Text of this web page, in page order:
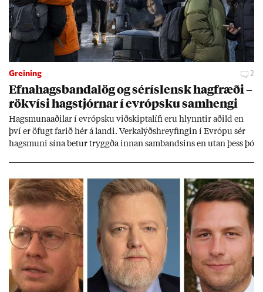
Greining 2
Efna­hags­banda­lög og sér­ís­lensk hag­fræði –
rök­vísi hag­stjórn­ar í evr­ópsku sam­hengi
Hags­muna­að­il­ar í evr­ópsku við­skipta­lífi eru hlynnt­ir að­ild en
því er öf­ugt far­ið hér á landi. Verka­lýðs­hreyf­ing­in í Evr­ópu sér
hags­muni sína bet­ur tryggða inn­an sam­bands­ins en ut­an þess þó
sam­band. Ís­lensk­ur al­menn­ing­ur fær að segja sitt álit inn­an
mán­að­ar.